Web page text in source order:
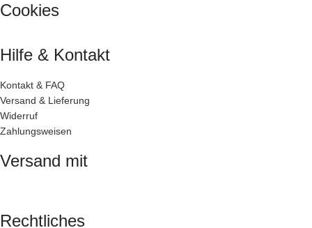
Cookies
Hilfe & Kontakt
Kontakt & FAQ
Versand & Lieferung
Widerruf
Zahlungsweisen
Versand mit
Rechtliches